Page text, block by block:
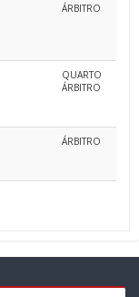
ÁRBITRO
QUARTO
ÁRBITRO
ÁRBITRO